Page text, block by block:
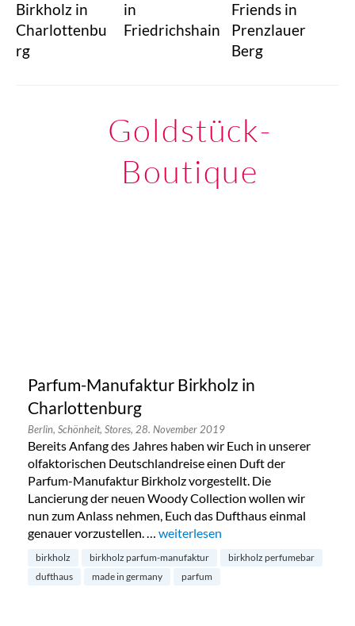
Birkholz in
Charlottenbu
rg
in
Friedrichshain
Friends in
Prenzlauer
Berg
Goldstück-
Boutique
Parfum-Manufaktur Birkholz in
Charlottenburg
Berlin, Schönheit, Stores, 28. November 2019
Bereits Anfang des Jahres haben wir Euch in unserer
olfaktorischen Deutschlandreise einen Duft der
Parfum-Manufaktur Birkholz vorgestellt. Die
Lancierung der neuen Woody Collection wollen wir
nun zum Anlass nehmen, Euch das Dufthaus einmal
genauer vorzustellen. … „Parfum-Manufaktur Birkholz in
weiterlesen
birkholz birkholz parfum-manufaktur
birkholz perfumebar
dufthaus
made in germany parfum